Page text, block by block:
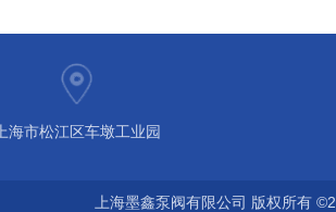
上海市松江区车墩工业园
上海墨鑫泵阀有限公司 版权所有